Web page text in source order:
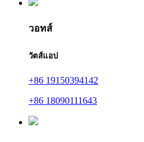
วอทส์
วัตส์แอป
+86 19150394142
+86 18090111643